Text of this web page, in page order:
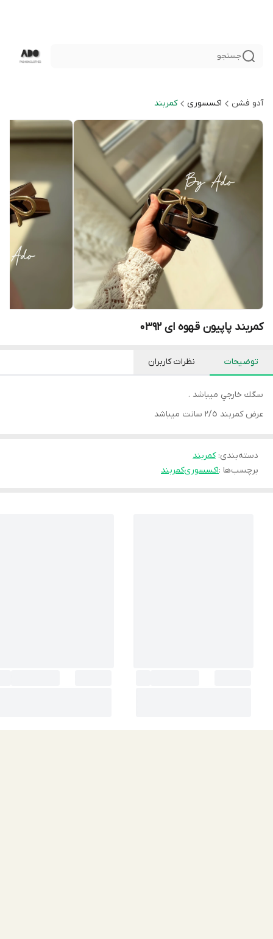
جستجو
آدو فشن اكسسورى كمربند
کمربند پاپیون قهوه ای 0392
توضیحات نظرات کاربران
سگك خارجي ميباشد .
عرض كمربند ٢/٥ سانت ميباشد
دسته‌بندی:كمربند
برچسب‌ها :اکسسوریکمربند